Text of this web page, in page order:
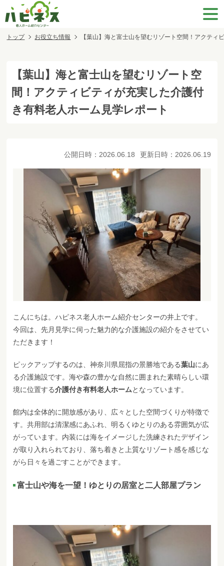
トップ お役立ち情報 【葉山】海と富士山を望むリゾート空間！アクテ
【葉山】海と富士山を望むリゾート空
間！アクティビティが充実した介護付
き有料老人ホーム見学レポート
公開日時： 2026.06.18 更新日時： 2026.06.19
こんにちは。ハピネス老人ホーム紹介センターの井上です。
今回は、先月見学に伺った魅力的な介護施設の紹介をさせてい
ただきます！
ピックアップするのは、神奈川県屈指の景勝地である葉山にあ
る介護施設です。海や森の豊かな自然に囲まれた素晴らしい環
境に位置する介護付き有料老人ホームとなっています。
館内は全体的に開放感があり、広々とした空間づくりが特徴で
す。共用部は清潔感にあふれ、明るくゆとりのある雰囲気が広
がっています。内装には海をイメージした洗練されたデザイン
が取り入れられており、落ち着きと上質なリゾート感を感じな
がら日々を過ごすことができます。
富士山や海を一望！ゆとりの居室と二人部屋プラン